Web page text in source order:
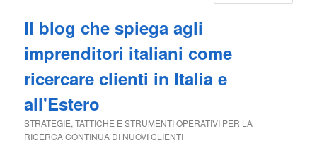
Il blog che spiega agli
imprenditori italiani come
ricercare clienti in Italia e
all'Estero
STRATEGIE, TATTICHE E STRUMENTI OPERATIVI PER LA
RICERCA CONTINUA DI NUOVI CLIENTI